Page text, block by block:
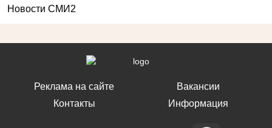
Новости СМИ2
Реклама на сайте
Контакты
Вакансии
Информация